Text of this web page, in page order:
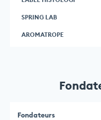
SPRING LAB
AROMATROPE
Fondateurs